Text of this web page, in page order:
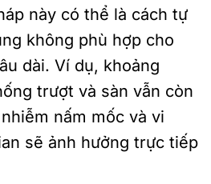
này có thể là cách tự
không phù hợp cho
dài. Ví dụ, khoảng
trượt và sàn vẫn còn
nấm mốc và vi
sẽ ảnh hưởng trực tiếp